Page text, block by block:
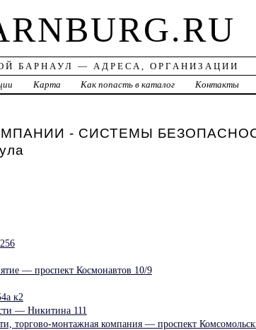
БАРНАУЛ — АДРЕСА, ОРГАНИЗАЦИИ
Карта Как попасть в каталог Контакты
- СИСТЕМЫ
— проспект Космонавтов 10/9
к2
— Никитина 111
торгово-монтажная компания — проспект